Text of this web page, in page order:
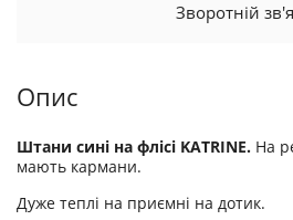
Зворотній
Опис
Штани сині на флісі KATRINE. На
мають кармани.
Дуже теплі на приємні на дотик.